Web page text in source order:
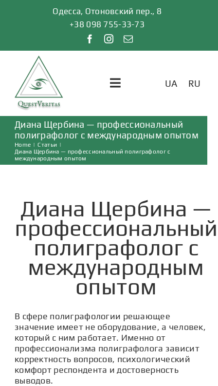
Одесса, Отоновский пер., 8
+38 098 755-33-73
Toggle
ГЛАВНАЯ
УСЛУГИ
СТАТЬИ
КОНТАКТЫ
UA RU
Диана Щербина — профессиональный
полиграфолог с международным опытом
Home | Статьи |
Диана Щербина — профессиональный полиграфолог с
международным опытом
Диана Щербина —
профессиональный
полиграфолог с
международным
опытом
В сфере полиграфологии решающее
значение имеет не оборудование, а человек,
который с ним работает. Именно от
профессионализма полиграфолога зависит
корректность вопросов, психологический
комфорт респондента и достоверность
выводов.